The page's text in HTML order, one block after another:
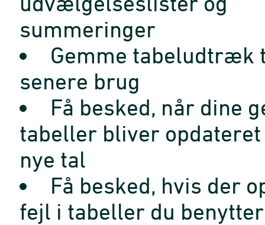
summeringer
Gemme tabeludtræk
senere brug
Få besked, når dine
tabeller bliver opdateret
nye tal
Få besked, hvis der
fejl i tabeller du benytter